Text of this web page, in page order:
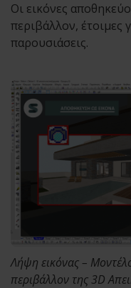
Οι εικόνες
περιβάλλον, έτοιμες
παρουσιάσεις.
Λήψη εικόνας –
περιβάλλον της 3D